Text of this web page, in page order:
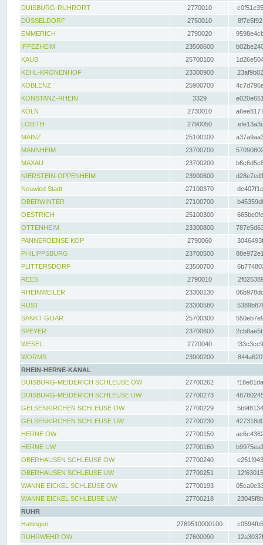
DUISBURG-RUHRORT
2770010
DÜSSELDORF
2750010
EMMERICH
2790020
IFFEZHEIM
23500600
KAUB
25700100
KEHL-KRONENHOF
23300900
KOBLENZ
25900700
KONSTANZ-RHEIN
3329
KÖLN
2730010
LOBITH
2790050
MAINZ
25100100
MANNHEIM
23700700
MAXAU
23700200
NIERSTEIN-OPPENHEIM
23900600
Neuwied Stadt
27100370
OBERWINTER
27100700
OESTRICH
25100300
OTTENHEIM
23300800
PANNERDENSE KOP
2790060
PHILIPPSBURG
23700500
PLITTERSDORF
23500700
REES
2790010
RHEINWEILER
23300130
RUST
23300580
SANKT GOAR
25700300
SPEYER
23700600
WESEL
2770040
WORMS
23900200
RHEIN-HERNE-KANAL
DUISBURG-MEIDERICH SCHLEUSE OW
27700262
DUISBURG-MEIDERICH SCHLEUSE UW
27700273
GELSENKIRCHEN SCHLEUSE OW
27700229
GELSENKIRCHEN SCHLEUSE UW
27700230
HERNE OW
27700150
HERNE UW
27700160
OBERHAUSEN SCHLEUSE OW
27700240
OBERHAUSEN SCHLEUSE UW
27700251
WANNE EICKEL SCHLEUSE OW
27700193
WANNE EICKEL SCHLEUSE UW
27700218
RUHR
Hattingen
2769510000100
RUHRWEHR OW
27600090